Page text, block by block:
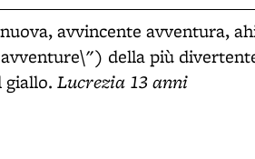
avvincente avventura,
della più
giallo. Lucrezia 13 anni